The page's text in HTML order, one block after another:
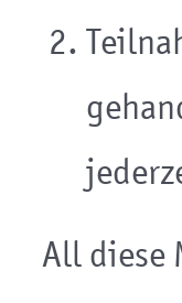
All diese